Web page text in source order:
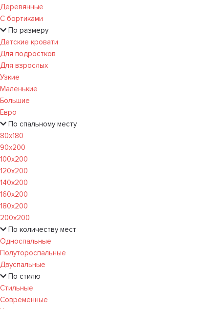
Деревянные
С бортиками
По размеру
Детские кровати
Для подростков
Для взрослых
Узкие
Маленькие
Большие
Евро
По спальному месту
80х180
90х200
100х200
120x200
140х200
160х200
180х200
200х200
По количеству мест
Односпальные
Полутороспальные
Двуспальные
По стилю
Стильные
Современные